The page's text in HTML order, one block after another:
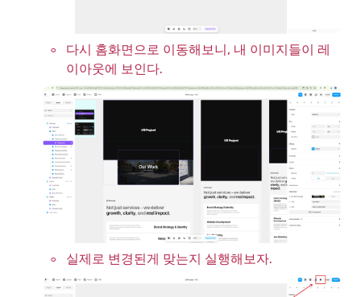
◦
다시 홈화면으로 이동해보니, 내 이미지들이 레
이아웃에 보인다.
◦ 실제로 변경된게 맞는지 실행해보자.